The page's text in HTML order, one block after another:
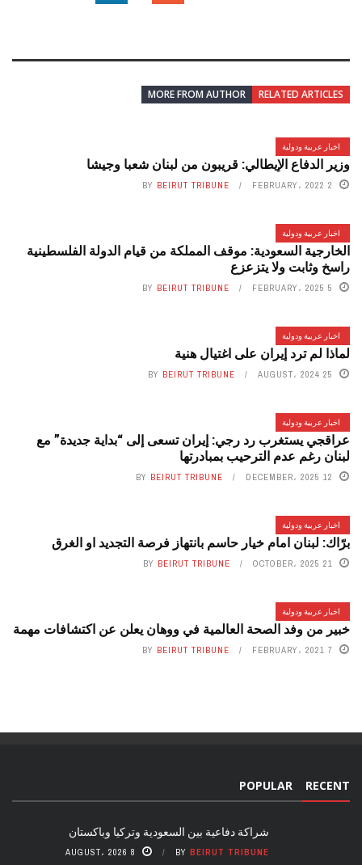
RELATED ARTICLES
MORE FROM AUTHOR
اخبار عربية ودولية
وزير الدفاع الإيطالي: قريبون من لبنان شعبا وجيشا
2 FEBRUARY، 2022 BY BEIRUT TRIBUNE
اخبار عربية ودولية
الخارجية السعودية: موقف المملكة من قيام الدولة الفلسطينية
راسخ وثابت ولا يتزعزع
5 FEBRUARY، 2025 BY BEIRUT TRIBUNE
اخبار عربية ودولية
لماذا لم ترد إيران على اغتيال هنية
25 AUGUST، 2024 BY BEIRUT TRIBUNE
اخبار عربية ودولية
عراقجي يستغرب رد رجي: إيران تسعى إلى “بداية جديدة” مع
لبنان رغم عدم الترحيب بمبادرتها
12 DECEMBER، 2025 BY BEIRUT TRIBUNE
اخبار عربية ودولية
برّاك: لبنان امام خيار حاسم بانتهاز فرصة التجديد او الغرق
21 OCTOBER، 2025 BY BEIRUT TRIBUNE
اخبار عربية ودولية
خبير من وفد الصحة العالمية في ووهان يعلن عن اكتشافات مهمة
7 FEBRUARY، 2021 BY BEIRUT TRIBUNE
RECENT
POPULAR
شراكة دفاعية بين السعودية وتركيا وباكستان
BY BEIRUT TRIBUNE 8 AUGUST، 2026